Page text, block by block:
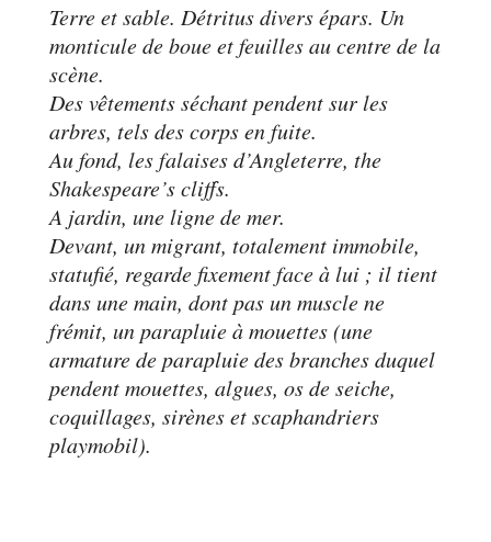
Terre et sable. Détritus divers épars. Un
monticule de boue et feuilles au centre de la
scène.
Des vêtements séchant pendent sur les
arbres, tels des corps en fuite.
Au fond, les falaises d’Angleterre, the
Shakespeare’s cliffs.
A jardin, une ligne de mer.
Devant, un migrant, totalement immobile,
statufié, regarde fixement face à lui ; il tient
dans une main, dont pas un muscle ne
frémit, un parapluie à mouettes (une
armature de parapluie des branches duquel
pendent mouettes, algues, os de seiche,
coquillages, sirènes et scaphandriers
playmobil).